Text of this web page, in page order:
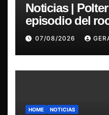
Noticias |
episodio del
chileno con el
“Esencial
07/08/2026
HOME NOTICIAS